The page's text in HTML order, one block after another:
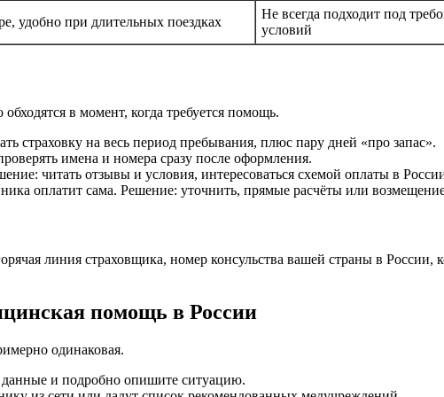
удобно при длительных поездках
Не всегда подходит под
условий
в момент, когда требуется помощь.
страховку на весь период пребывания, плюс пару дней «про запас».
имена и номера сразу после оформления.
читать отзывы и условия, интересоваться схемой оплаты в
оплатит сама. Решение: уточнить, прямые расчёты или
линия страховщика, номер консульства вашей страны в
помощь в России
одинаковая.
данные и подробно опишите ситуацию.